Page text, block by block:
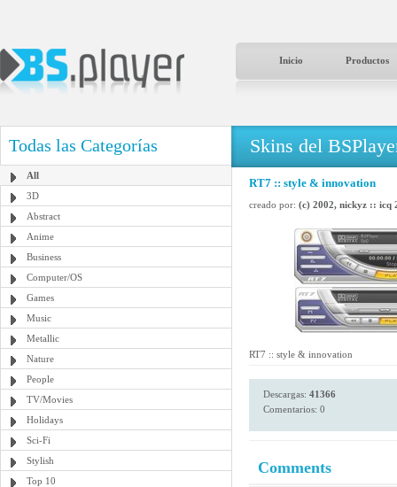
Inicio Productos
Todas las Categorías
All
3D
Abstract
Anime
Business
Computer/OS
Games
Music
Metallic
Nature
People
TV/Movies
Holidays
Sci-Fi
Stylish
Top 10
Skins del
RT7 :: style & innovation
creado por: (c) 2002, nickyz :: icq
RT7 :: style & innovation
Descargas: 41366
Comentarios: 0
Comments